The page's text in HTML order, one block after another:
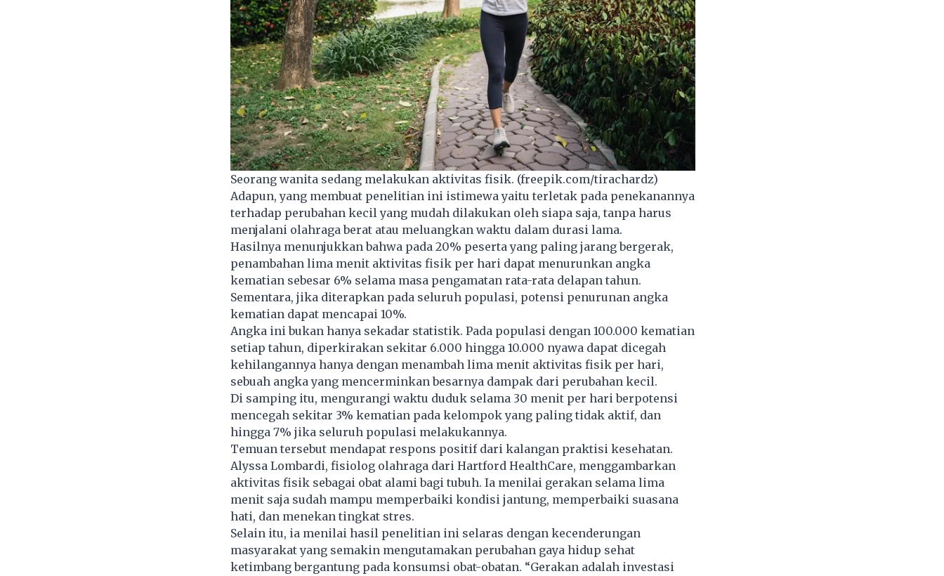
Seorang wanita sedang melakukan aktivitas fisik. (freepik.com/tirachardz)
Adapun, yang membuat penelitian ini istimewa yaitu terletak pada penekanannya
terhadap perubahan kecil yang mudah dilakukan oleh siapa saja, tanpa harus
menjalani olahraga berat atau meluangkan waktu dalam durasi lama.
Hasilnya menunjukkan bahwa pada 20% peserta yang paling jarang bergerak,
penambahan lima menit aktivitas fisik per hari dapat menurunkan angka
kematian sebesar 6% selama masa pengamatan rata-rata delapan tahun.
Sementara, jika diterapkan pada seluruh populasi, potensi penurunan angka
kematian dapat mencapai 10%.
Angka ini bukan hanya sekadar statistik. Pada populasi dengan 100.000 kematian
setiap tahun, diperkirakan sekitar 6.000 hingga 10.000 nyawa dapat dicegah
kehilangannya hanya dengan menambah lima menit aktivitas fisikper hari,
sebuah angka yang mencerminkan besarnya dampak dari perubahan kecil.
Di samping itu, mengurangi waktu duduk selama 30 menit per hari berpotensi
mencegah sekitar 3% kematian pada kelompok yang paling tidak aktif, dan
hingga 7% jika seluruh populasi melakukannya.
Temuan tersebut mendapat respons positif dari kalangan praktisi kesehatan.
Alyssa Lombardi, fisiolog olahraga dari Hartford HealthCare, menggambarkan
aktivitas fisik sebagai obat alami bagi tubuh. Ia menilai gerakan selama lima
menit saja sudah mampu memperbaiki kondisi jantung, memperbaiki suasana
hati, dan menekan tingkat stres.
Selain itu, ia menilai hasil penelitian ini selaras dengan kecenderungan
masyarakat yang semakin mengutamakan perubahan gaya hidup sehat
ketimbang bergantung pada konsumsi obat-obatan. “Gerakan adalah investasi